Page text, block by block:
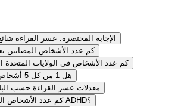
الإجابة المختصرة: عسر القراءة
كم عدد الأشخاص المصابين
كم عدد الأشخاص في الولايات المتحدة
هل 1 من كل 5 أشخاص مصاب بعسر القراءة؟
معدلات عسر القراءة حسب
كم عدد الأشخاص المصابين بعسر القراءة و ADHD؟